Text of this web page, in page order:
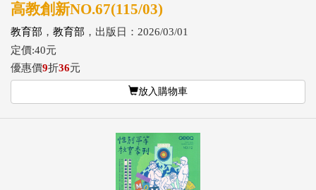
高教創新NO.67(115/03)
教育部 ， 教育部 ，出版日：2026/03/01
定價:40元
優惠價9折36元
放入購物車